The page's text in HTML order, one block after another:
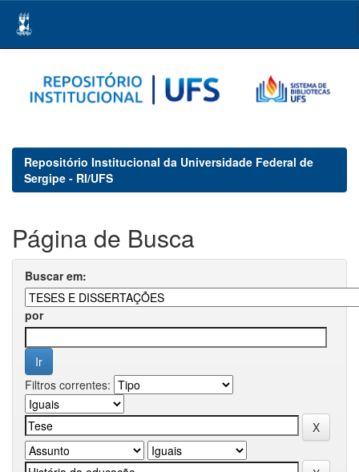
navigation
Repositório Institucional da Universidade Federal de
Sergipe - RI/UFS
Página de Busca
Buscar em:
por
Filtros correntes: